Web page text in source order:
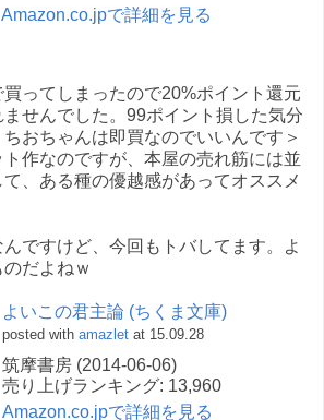
Amazon.co.jpで詳細を見る
ってしまったので20%ポイント還元
せんでした。99ポイント損した気分
おちゃんは即買なのでいいんです＞
ト作なのですが、本屋の売れ筋には並
、ある種の優越感があってオススメ
ですけど、今回もトバしてます。よ
だよねｗ
よいこの君主論 (ちくま文庫)
posted with amazlet at 15.09.28
筑摩書房 (2014-06-06)
売り上げランキング: 13,960
Amazon.co.jpで詳細を見る